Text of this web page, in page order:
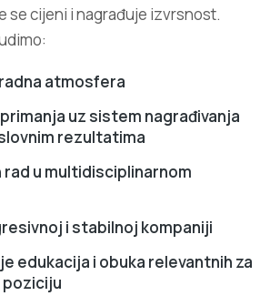
se cijeni i nagrađuje izvrsnost.
atmosfera
uz sistem nagrađivanja
rezultatima
rad u multidisciplinarnom
i stabilnoj kompaniji
edukacija i obuka relevantnih za
poziciju